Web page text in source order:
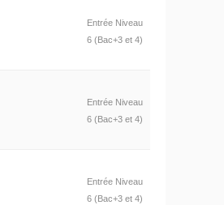
Entrée Niveau
6 (Bac+3 et 4)
Entrée Niveau
6 (Bac+3 et 4)
Entrée Niveau
6 (Bac+3 et 4)